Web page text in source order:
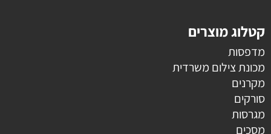
קטלוג מוצרים
מדפסות
מכונת צילום משרדית
מקרנים
סורקים
מגרסות
מסכים